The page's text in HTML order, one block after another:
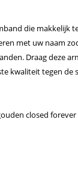
die makkelijk
met uw naam
Draag deze
kwaliteit tegen de
closed